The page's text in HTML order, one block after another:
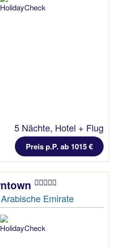
5 Nächte, Hotel + Flug
Preis p.P. ab 1015 €
Emirate